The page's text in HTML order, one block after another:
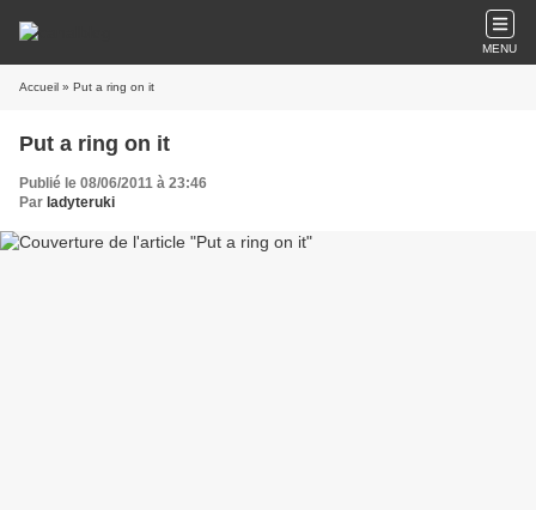
MENU
Accueil » Put a ring on it
Put a ring on it
Publié le 08/06/2011 à 23:46
Par ladyteruki